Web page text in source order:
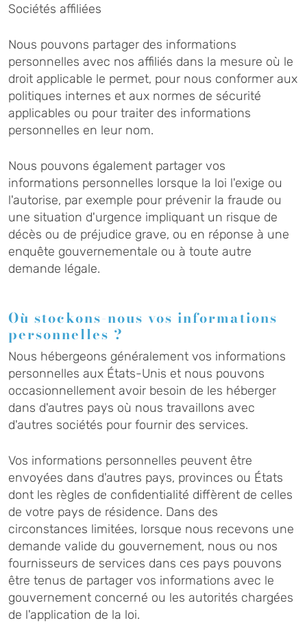
Sociétés affiliées
Nous pouvons partager des informations
personnelles avec nos affiliés dans la mesure où le
droit applicable le permet, pour nous conformer aux
politiques internes et aux normes de sécurité
applicables ou pour traiter des informations
personnelles en leur nom.
Nous pouvons également partager vos
informations personnelles lorsque la loi l'exige ou
l'autorise, par exemple pour prévenir la fraude ou
une situation d'urgence impliquant un risque de
décès ou de préjudice grave, ou en réponse à une
enquête gouvernementale ou à toute autre
demande légale.
Où stockons-nous vos informations
personnelles ?
Nous hébergeons généralement vos informations
personnelles aux États-Unis et nous pouvons
occasionnellement avoir besoin de les héberger
dans d'autres pays où nous travaillons avec
d'autres sociétés pour fournir des services.
Vos informations personnelles peuvent être
envoyées dans d'autres pays, provinces ou États
dont les règles de confidentialité diffèrent de celles
de votre pays de résidence. Dans des
circonstances limitées, lorsque nous recevons une
demande valide du gouvernement, nous ou nos
fournisseurs de services dans ces pays pouvons
être tenus de partager vos informations avec le
gouvernement concerné ou les autorités chargées
de l'application de la loi.